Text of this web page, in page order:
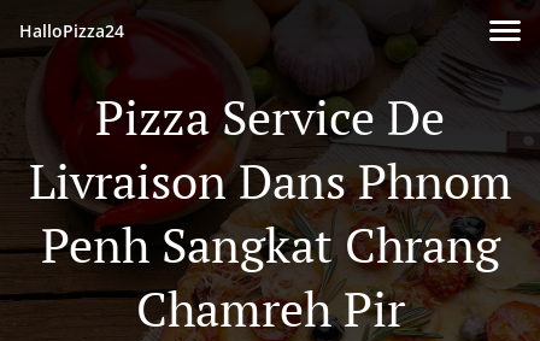
HalloPizza24
Pizza Service De
Livraison Dans Phnom
Penh Sangkat Chrang
Chamreh Pir